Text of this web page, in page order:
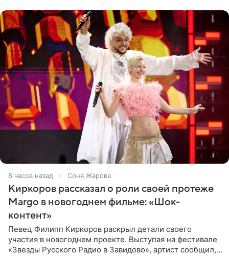
8 часов назад Соня Жарова
Киркоров рассказал о роли своей протеже
Margo в новогоднем фильме: «Шок-
контент»
Певец Филипп Киркоров раскрыл детали своего
участия в новогоднем проекте. Выступая на фестивале
«Звезды Русского Радио в Завидово», артист сообщил,